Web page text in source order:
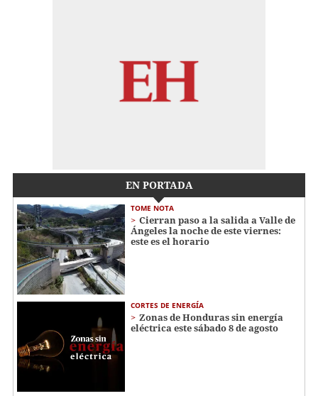
EN PORTADA
TOME NOTA
Cierran paso a la salida a Valle de
Ángeles la noche de este viernes:
este es el horario
CORTES DE ENERGÍA
Zonas de Honduras sin energía
eléctrica este sábado 8 de agosto